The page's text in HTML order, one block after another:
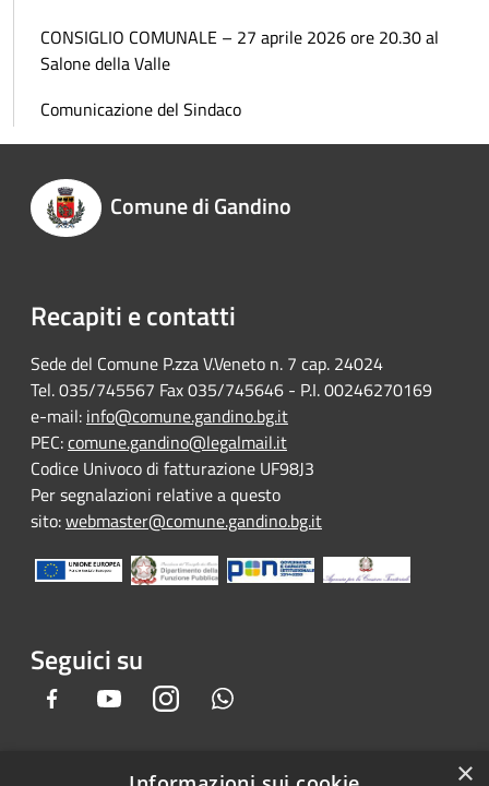
CONSIGLIO COMUNALE – 27 aprile 2026 ore 20.30 al
Salone della Valle
Comunicazione del Sindaco
Comune di Gandino
Recapiti e contatti
Sede del Comune P.zza V.Veneto n. 7 cap. 24024
Tel. 035/745567 Fax 035/745646 - P.I. 00246270169
e-mail: info@comune.gandino.bg.it
PEC:comune.gandino@legalmail.it
Codice Univoco di fatturazione UF98J3
Per segnalazioni relative a questo
sito:webmaster@comune.gandino.bg.it
Seguici su
Facebook YoutubeInstagram
×